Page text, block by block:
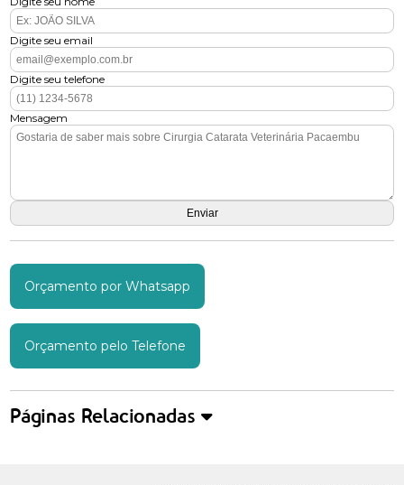
Digite seu email
Digite seu telefone
Mensagem
Orçamento por Whatsapp
Orçamento pelo Telefone
Páginas Relacionadas